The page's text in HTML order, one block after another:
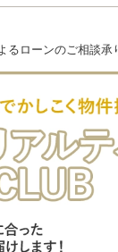
ローンのご相談承